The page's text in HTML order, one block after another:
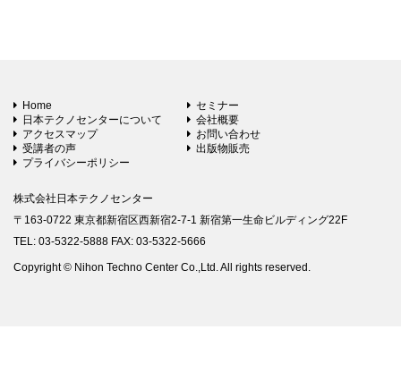
Home
セミナー
日本テクノセンターについて
会社概要
アクセスマップ
お問い合わせ
受講者の声
出版物販売
プライバシーポリシー
株式会社日本テクノセンター
〒163-0722 東京都新宿区西新宿2-7-1 新宿第一生命ビルディング22F
TEL: 03-5322-5888 FAX: 03-5322-5666
Copyright © Nihon Techno Center Co.,Ltd. All rights reserved.